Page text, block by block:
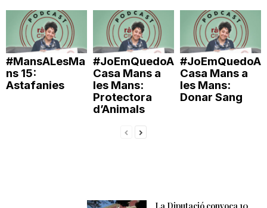
#MansALesMa
ns 15:
Astafanies
#JoEmQuedoA
Casa Mans a
les Mans:
Protectora
d’Animals
#JoEmQuedoA
Casa Mans a
les Mans:
Donar Sang